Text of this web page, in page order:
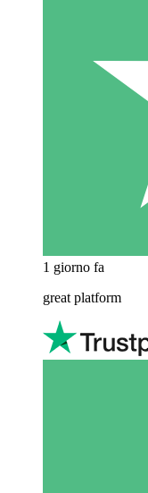
1 giorno fa
great platform